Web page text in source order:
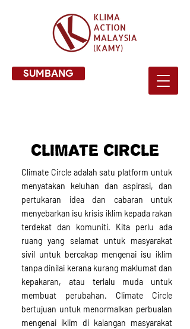
SUMBANG
CLIMATE CIRCLE
Climate Circle adalah satu platform untuk
menyatakan keluhan dan aspirasi, dan
pertukaran idea dan cabaran untuk
menyebarkan isu krisis iklim kepada rakan
terdekat dan komuniti. Kita perlu ada
ruang yang selamat untuk masyarakat
sivil untuk bercakap mengenai isu iklim
tanpa dinilai kerana kurang maklumat dan
kepakaran, atau terlalu muda untuk
membuat perubahan. Climate Circle
bertujuan untuk menormalkan perbualan
mengenai iklim di kalangan masyarakat